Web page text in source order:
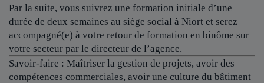
Par la suite, vous suivrez une formation initiale d’une
durée de deux semaines au siège social à Niort et serez
accompagné(e) à votre retour de formation en binôme sur
votre secteur par le directeur de l’agence.
Savoir-faire : Maîtriser la gestion de projets, avoir des
compétences commerciales, avoir une culture du bâtiment